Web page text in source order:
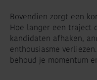
Bovendien zorgt een
Hoe langer een traject
kandidaten afhaken,
enthousiasme
behoud je momentum